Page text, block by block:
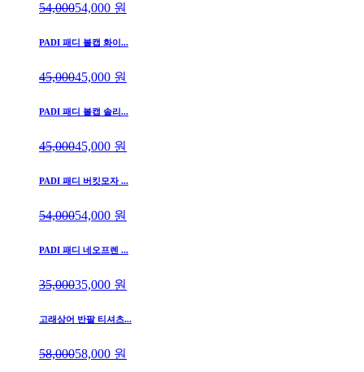
54,00054,000 원
PADI 패디 볼캡 화이...
45,00045,000 원
PADI 패디 볼캡 솔리...
45,00045,000 원
PADI 패디 버킷모자 ...
54,00054,000 원
PADI 패디 네오프렌 ...
35,00035,000 원
고래상어 반팔 티셔츠...
58,00058,000 원